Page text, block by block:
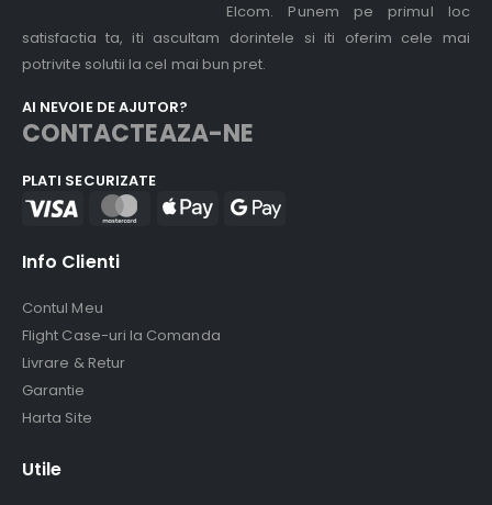
Elcom. Punem pe primul loc
satisfactia ta, iti ascultam dorintele si iti oferim cele mai
potrivite solutii la cel mai bun pret.
AI NEVOIE DE AJUTOR?
CONTACTEAZA-NE
PLATI SECURIZATE
Info Clienti
Contul Meu
Flight Case-uri la Comanda
Livrare & Retur
Garantie
Harta Site
Utile